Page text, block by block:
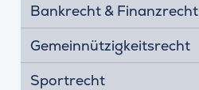
Bankrecht & Finanzrecht
Gemeinnützigkeitsrecht
Sportrecht